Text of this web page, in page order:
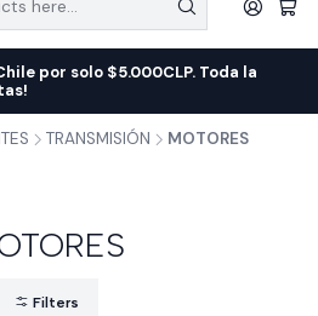
por solo $5.000CLP. Toda la
TRANSMISIÓN MOTORES
Filters